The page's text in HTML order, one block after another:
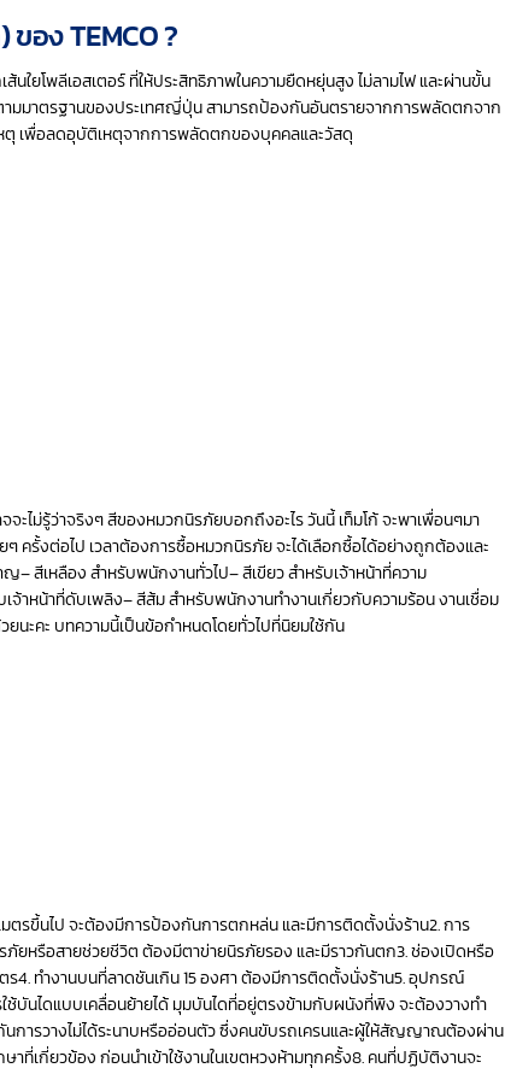
อง TEMCO ?
ใยโพลีเอสเตอร์ ที่ให้ประสิทธิภาพในความยืดหยุ่นสูง ไม่ลามไฟ และผ่านขั้น
มาตรฐานของประเทศญี่ปุ่น สามารถป้องกันอันตรายจากการพลัดตกจาก
ตุ เพื่อลดอุบัติเหตุจากการพลัดตกของบุคคลและวัสดุ
ะไม่รู้ว่าจริงๆ สีของหมวกนิรภัยบอกถึงอะไร วันนี้ เท็มโก้ จะพาเพื่อนๆมา
ๆ ครั้งต่อไป เวลาต้องการซื้อหมวกนิรภัย จะได้เลือกซื้อได้อย่างถูกต้องและ
สีเหลือง สำหรับพนักงานทั่วไป– สีเขียว สำหรับเจ้าหน้าที่ความ
จ้าหน้าที่ดับเพลิง– สีส้ม สำหรับพนักงานทำงานเกี่ยวกับความร้อน งานเชื่อม
นะคะ บทความนี้เป็นข้อกำหนดโดยทั่วไปที่นิยมใช้กัน
ตรขึ้นไป จะต้องมีการป้องกันการตกหล่น และมีการติดตั้งนั่งร้าน2. การ
ยหรือสายช่วยชีวิต ต้องมีตาข่ายนิรภัยรอง และมีราวกันตก3. ช่องเปิดหรือ
4. ทำงานบนที่ลาดชันเกิน 15 องศา ต้องมีการติดตั้งนั่งร้าน5. อุปกรณ์
บันไดแบบเคลื่อนย้ายได้ มุมบันไดที่อยู่ตรงข้ามกับผนังที่พิง จะต้องวางทำ
นการวางไม่ได้ระนาบหรืออ่อนตัว ซึ่งคนขับรถเครนและผู้ให้สัญญาณต้องผ่าน
ที่เกี่ยวข้อง ก่อนนำเข้าใช้งานในเขตหวงห้ามทุกครั้ง8. คนที่ปฏิบัติงานจะ